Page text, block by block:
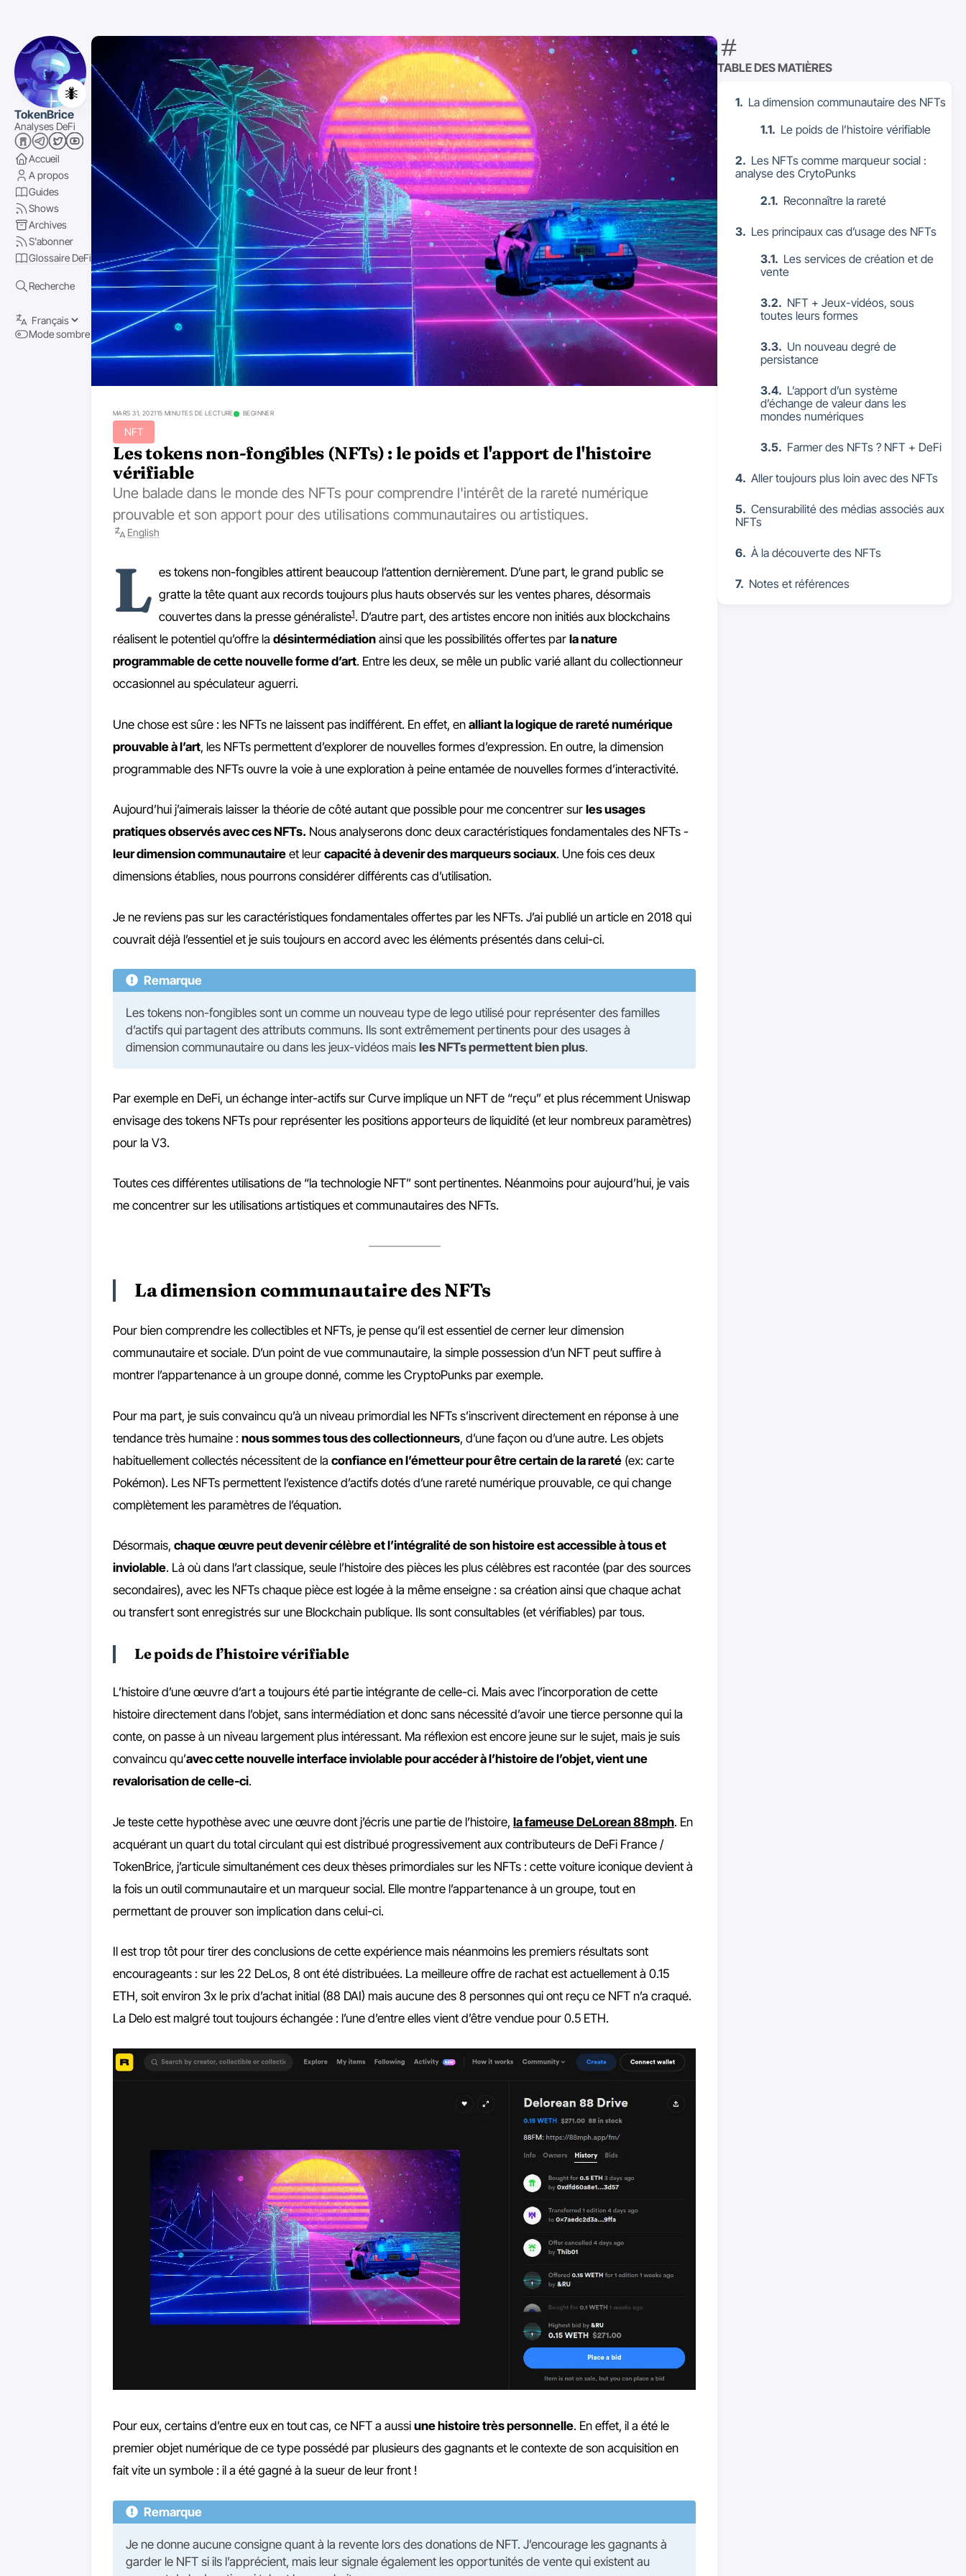
🐜
TokenBrice
Analyses DeFi
Accueil
A propos
Guides
Shows
Archives
S'abonner
Glossaire DeFi
Recherche
Mode sombre
TABLE DES MATIÈRES
La dimension communautaire des NFTs
Le poids de l’histoire vérifiable
Les NFTs comme marqueur social :
analyse des CrytoPunks
Reconnaître la rareté
Les principaux cas d’usage des NFTs
Les services de création et de
vente
NFT + Jeux-vidéos, sous
toutes leurs formes
Un nouveau degré de
persistance
L’apport d’un système
d’échange de valeur dans les
mondes numériques
Farmer des NFTs ? NFT + DeFi
Aller toujours plus loin avec des NFTs
Censurabilité des médias associés aux
NFTs
À la découverte des NFTs
Notes et références
NFT
MARS 31, 202115 MINUTES DE LECTURE BEGINNER
Les tokens non-fongibles (NFTs) : le poids et l'apport de l'histoire
vérifiable
Une balade dans le monde des NFTs pour comprendre l'intérêt de la rareté numérique
prouvable et son apport pour des utilisations communautaires ou artistiques.
English
L es tokens non-fongibles attirent beaucoup l’attention dernièrement. D’une part, le grand public se
gratte la tête quant aux records toujours plus hauts observés sur les ventes phares, désormais
couvertes dans la presse généraliste1. D’autre part, des artistes encore non initiés aux blockchains
réalisent le potentiel qu’offre la désintermédiation ainsi que les possibilités offertes par la nature
programmable de cette nouvelle forme d’art. Entre les deux, se mêle un public varié allant du collectionneur
occasionnel au spéculateur aguerri.
Une chose est sûre : les NFTs ne laissent pas indifférent. En effet, en alliant la logique de rareté numérique
prouvable à l’art, les NFTs permettent d’explorer de nouvelles formes d’expression. En outre, la dimension
programmable des NFTs ouvre la voie à une exploration à peine entamée de nouvelles formes d’interactivité.
Aujourd’hui j’aimerais laisser la théorie de côté autant que possible pour me concentrer sur les usages
pratiques observés avec ces NFTs. Nous analyserons donc deux caractéristiques fondamentales des NFTs -
leur dimension communautaire et leur capacité à devenir des marqueurs sociaux. Une fois ces deux
dimensions établies, nous pourrons considérer différents cas d’utilisation.
Je ne reviens pas sur les caractéristiques fondamentales offertes par les NFTs. J’ai publié un article en 2018 qui
couvrait déjà l’essentiel et je suis toujours en accord avec les éléments présentés dans celui-ci.
Remarque
Les tokens non-fongibles sont un comme un nouveau type de lego utilisé pour représenter des familles
d’actifs qui partagent des attributs communs. Ils sont extrêmement pertinents pour des usages à
dimension communautaire ou dans les jeux-vidéos mais les NFTs permettent bien plus.
Par exemple en DeFi, un échange inter-actifs sur Curve implique un NFT de “reçu” et plus récemment Uniswap
envisage des tokens NFTs pour représenter les positions apporteurs de liquidité (et leur nombreux paramètres)
pour la V3.
Toutes ces différentes utilisations de “la technologie NFT” sont pertinentes. Néanmoins pour aujourd’hui, je vais
me concentrer sur les utilisations artistiques et communautaires des NFTs.
La dimension communautaire des NFTs
Pour bien comprendre les collectibles et NFTs, je pense qu’il est essentiel de cerner leur dimension
communautaire et sociale. D’un point de vue communautaire, la simple possession d’un NFT peut suffire à
montrer l’appartenance à un groupe donné, comme les CryptoPunks par exemple.
Pour ma part, je suis convaincu qu’à un niveau primordial les NFTs s’inscrivent directement en réponse à une
tendance très humaine : nous sommes tous des collectionneurs, d’une façon ou d’une autre. Les objets
habituellement collectés nécessitent de la confiance en l’émetteur pour être certain de la rareté (ex: carte
Pokémon). Les NFTs permettent l’existence d’actifs dotés d’une rareté numérique prouvable, ce qui change
complètement les paramètres de l’équation.
Désormais, chaque œuvre peut devenir célèbre et l’intégralité de son histoire est accessible à tous et
inviolable. Là où dans l’art classique, seule l’histoire des pièces les plus célèbres est racontée (par des sources
secondaires), avec les NFTs chaque pièce est logée à la même enseigne : sa création ainsi que chaque achat
ou transfert sont enregistrés sur une Blockchain publique. Ils sont consultables (et vérifiables) par tous.
Le poids de l’histoire vérifiable
L’histoire d’une œuvre d’art a toujours été partie intégrante de celle-ci. Mais avec l’incorporation de cette
histoire directement dans l’objet, sans intermédiation et donc sans nécessité d’avoir une tierce personne qui la
conte, on passe à un niveau largement plus intéressant. Ma réflexion est encore jeune sur le sujet, mais je suis
convaincu qu’avec cette nouvelle interface inviolable pour accéder à l’histoire de l’objet, vient une
revalorisation de celle-ci.
Je teste cette hypothèse avec une œuvre dont j’écris une partie de l’histoire, la fameuse DeLorean 88mph. En
acquérant un quart du total circulant qui est distribué progressivement aux contributeurs de DeFi France /
TokenBrice, j’articule simultanément ces deux thèses primordiales sur les NFTs : cette voiture iconique devient à
la fois un outil communautaire et un marqueur social. Elle montre l’appartenance à un groupe, tout en
permettant de prouver son implication dans celui-ci.
Il est trop tôt pour tirer des conclusions de cette expérience mais néanmoins les premiers résultats sont
encourageants : sur les 22 DeLos, 8 ont été distribuées. La meilleure offre de rachat est actuellement à 0.15
ETH, soit environ 3x le prix d’achat initial (88 DAI) mais aucune des 8 personnes qui ont reçu ce NFT n’a craqué.
La Delo est malgré tout toujours échangée : l’une d’entre elles vient d’être vendue pour 0.5 ETH.
Pour eux, certains d’entre eux en tout cas, ce NFT a aussi une histoire très personnelle. En effet, il a été le
premier objet numérique de ce type possédé par plusieurs des gagnants et le contexte de son acquisition en
fait vite un symbole : il a été gagné à la sueur de leur front !
Remarque
Je ne donne aucune consigne quant à la revente lors des donations de NFT. J’encourage les gagnants à
garder le NFT si ils l’apprécient, mais leur signale également les opportunités de vente qui existent au